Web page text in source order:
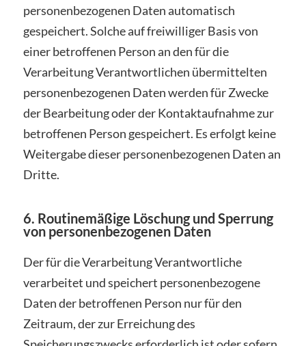
personenbezogenen Daten automatisch
gespeichert. Solche auf freiwilliger Basis von
einer betroffenen Person an den für die
Verarbeitung Verantwortlichen übermittelten
personenbezogenen Daten werden für Zwecke
der Bearbeitung oder der Kontaktaufnahme zur
betroffenen Person gespeichert. Es erfolgt keine
Weitergabe dieser personenbezogenen Daten an
Dritte.
6. Routinemäßige Löschung und Sperrung
von personenbezogenen Daten
Der für die Verarbeitung Verantwortliche
verarbeitet und speichert personenbezogene
Daten der betroffenen Person nur für den
Zeitraum, der zur Erreichung des